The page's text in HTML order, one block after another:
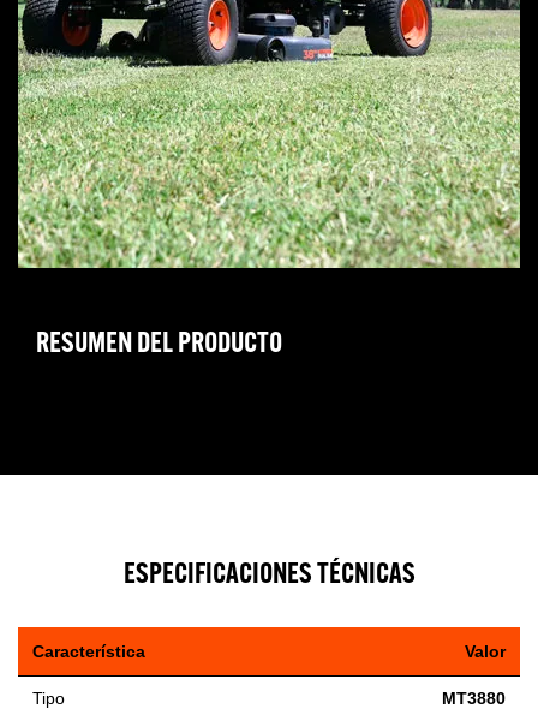
RESUMEN DEL PRODUCTO
ESPECIFICACIONES TÉCNICAS
Característica Valor
Tipo MT3880